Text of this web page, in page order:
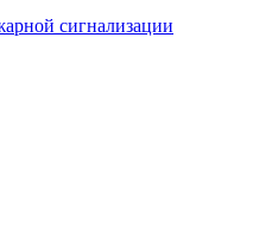
сигнализации